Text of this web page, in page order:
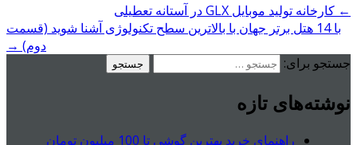
← کارخانه تولید موبایل GLX در آستانه تعطیلی
با 14 هتل برتر جهان با بالاترین سطح تکنولوژی آشنا شوید (قسمت
دوم) →
جستجو برای:
نوشته‌های تازه
راهنمای خرید بهترین گوشی تا 100 میلیون تومان